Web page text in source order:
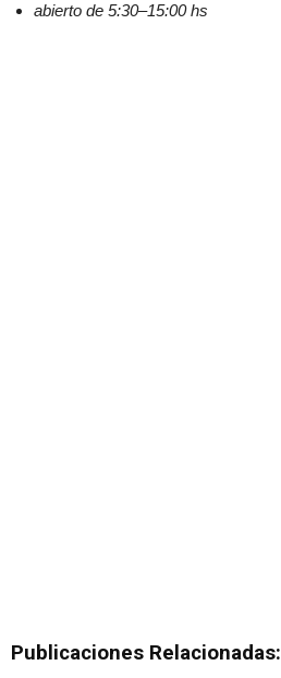
abierto de 5:30–15:00 hs
Publicaciones Relacionadas: